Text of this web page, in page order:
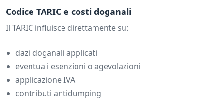
Codice TARIC e costi doganali
Il TARIC influisce direttamente su:
dazi doganali applicati
eventuali esenzioni o agevolazioni
applicazione IVA
contributi antidumping